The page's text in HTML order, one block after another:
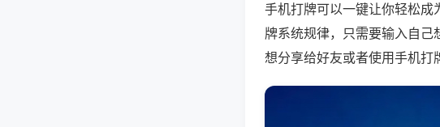
手机打牌可以一键让你轻松成
牌系统规律，只需要输入自
想分享给好友或者使用手机打